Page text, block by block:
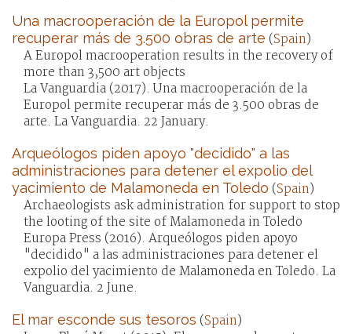
Una macrooperación de la Europol permite
recuperar más de 3.500 obras de arte (Spain)
A Europol macrooperation results in the recovery of
more than 3,500 art objects
La Vanguardia (2017). Una macrooperación de la
Europol permite recuperar más de 3.500 obras de
arte. La Vanguardia. 22 January.
Arqueólogos piden apoyo "decidido" a las
administraciones para detener el expolio del
yacimiento de Malamoneda en Toledo (Spain)
Archaeologists ask administration for support to stop
the looting of the site of Malamoneda in Toledo
Europa Press (2016). Arqueólogos piden apoyo
"decidido" a las administraciones para detener el
expolio del yacimiento de Malamoneda en Toledo. La
Vanguardia. 2 June.
El mar esconde sus tesoros (Spain)